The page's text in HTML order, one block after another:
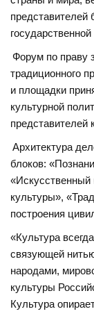
представителей
Форум по праву
традиционного
и площадки
культурной
представителей
Архитектура
блоков:
«Искусственный
культуры»,
построения
«Культура
связующей
народами,
культуры
Культура